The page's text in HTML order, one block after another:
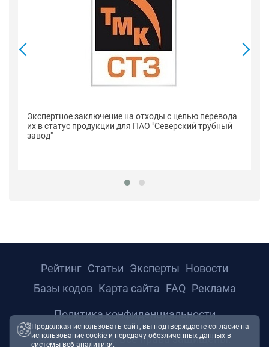
Экспертное заключение на отходы с целью перевода
их в статус продукции для ПАО "Северский трубный
завод"
© 2026 ТРТС24. Все права защищены.
Рейтинг Статьи Эксперты Новости
Базы кодов Карта сайта FAQ Реклама
Политика конфиденциальности
Продолжая использовать сайт, вы подтверждаете согласие на
использование cookie и передачу обезличенных данных в
системы веб-аналитики.